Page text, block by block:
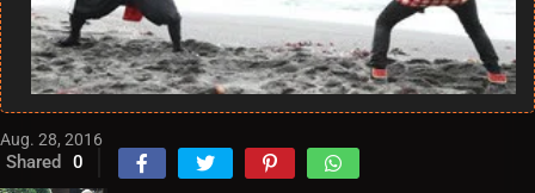
Aug. 28, 2016
Shared 0